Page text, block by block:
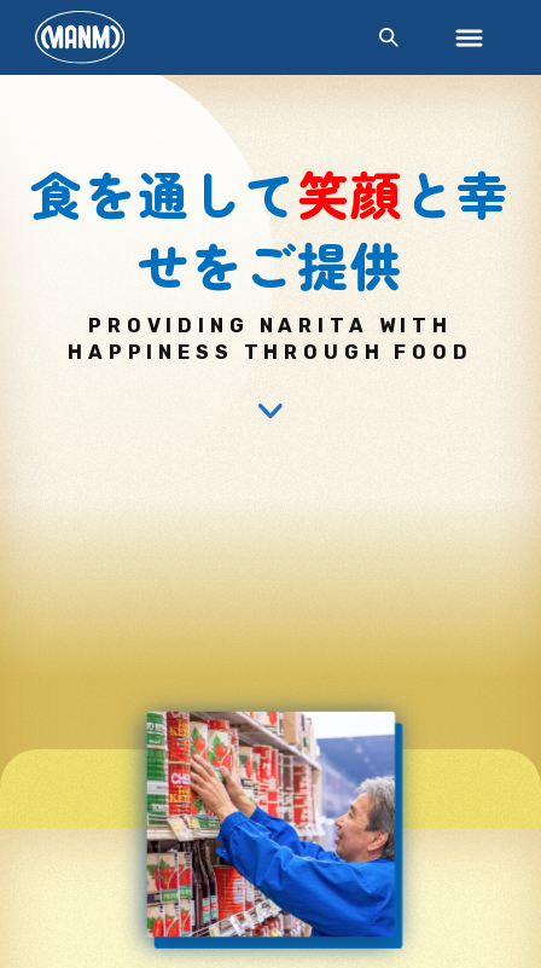
食を通して笑顔と幸
せをご提供
PROVIDING NARITA WITH
HAPPINESS THROUGH FOOD